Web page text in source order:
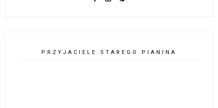
PRZYJACIELE STAREGO PIANINA